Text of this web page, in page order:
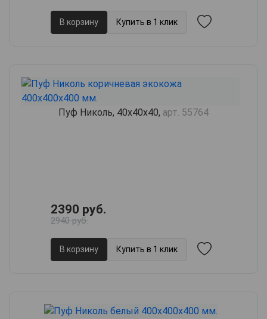
В корзину Купить в 1 клик
Пуф Николь, 40х40х40, арт. 55764
2390 руб.
2940 руб.
В корзину Купить в 1 клик